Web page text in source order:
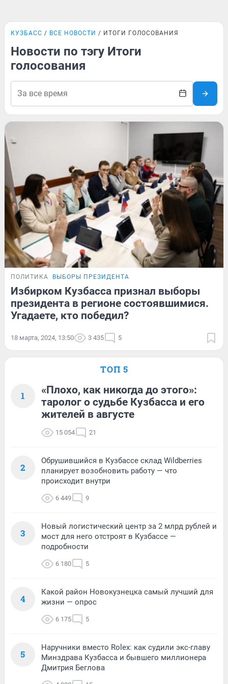
КУЗБАСС ВСЕ НОВОСТИ ИТОГИ ГОЛОСОВАНИЯ
Новости по тэгу Итоги
голосования
ПОЛИТИКА ВЫБОРЫ ПРЕЗИДЕНТА
Избирком Кузбасса признал выборы
президента в регионе состоявшимися.
Угадаете, кто победил?
18 марта, 2024, 13:50 3 435 5
ТОП 5
1
«Плохо, как никогда до этого»:
таролог о судьбе Кузбасса и его
жителей в августе
15 054 21
2
Обрушившийся в Кузбассе склад Wildberries
планирует возобновить работу — что
происходит внутри
6 449 9
3
Новый логистический центр за 2 млрд рублей и
мост для него отстроят в Кузбассе —
подробности
6 180 5
4
Какой район Новокузнецка самый лучший для
жизни — опрос
6 175 5
5
Наручники вместо Rolex: как судили экс-главу
Минздрава Кузбасса и бывшего миллионера
Дмитрия Беглова